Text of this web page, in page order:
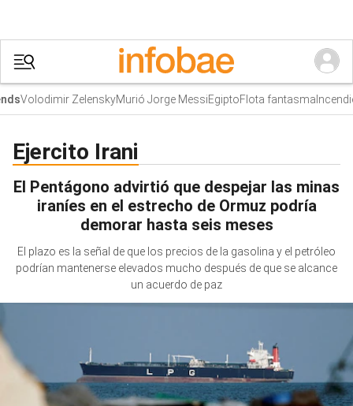
Volodimir ZelenskyMurió Jorge MessiEgiptoFlota fantasma
Ejercito Irani
El Pentágono advirtió que despejar las minas
iraníes en el estrecho de Ormuz podría
demorar hasta seis meses
El plazo es la señal de que los precios de la gasolina y el petróleo
podrían mantenerse elevados mucho después de que se alcance
un acuerdo de paz